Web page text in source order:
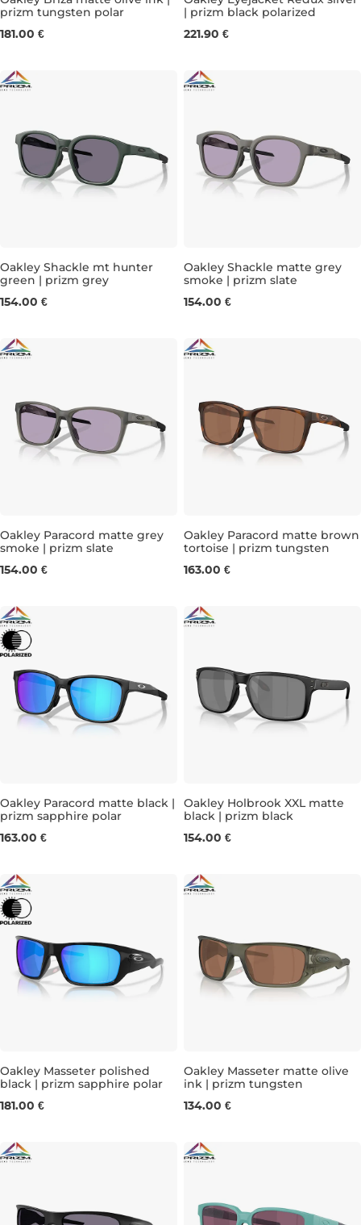
prizm tungsten polar
181.00 €
| prizm black polarized
221.90 €
Oakley Shackle mt hunter
green | prizm grey
154.00 €
Oakley Shackle matte grey
smoke | prizm slate
154.00 €
Oakley Paracord matte grey
smoke | prizm slate
154.00 €
Oakley Paracord matte brown
tortoise | prizm tungsten
163.00 €
Oakley Paracord matte black |
prizm sapphire polar
163.00 €
Oakley Holbrook XXL matte
black | prizm black
154.00 €
Oakley Masseter polished
black | prizm sapphire polar
181.00 €
Oakley Masseter matte olive
ink | prizm tungsten
134.00 €